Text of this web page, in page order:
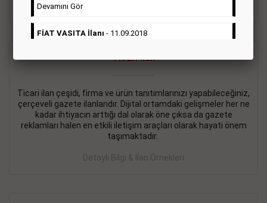
Detaylı Bilgi & İlan Örnekleri
Ticari İlan
Ticari ilan çeşidi, firma ve ürün tanıtımlarınızı yapabileceğiniz,
çerçeveli gazete ilanlarıdır. Dijital ortamdaki gelişmeler her ne
kadar ihtiyacın arttığı dal olarak öne çıksa da gazete
reklamları halen en etkili iletişim araçları olarak hayati önem
taşımaktadır.
Detaylı Bilgi & İlan Örnekleri
Devamını Gör
FİAT VASITA İlanı - 11.09.2018
2.800.000e kurumsal mağaza.
BAKIRKÖY SATILIK İlanı- 11.09.2018
KARTALTEPEde kelepir 2+ 1 satılık daire